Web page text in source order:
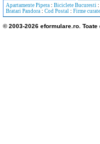
Apartamente Pipera : Biciclete Bucuresti :
Bratari Pandora : Cod Postal : Firme
© 2003-2026 eformulare.ro. Toate